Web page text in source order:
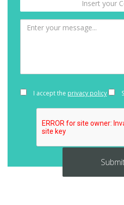
I accept the privacy policy